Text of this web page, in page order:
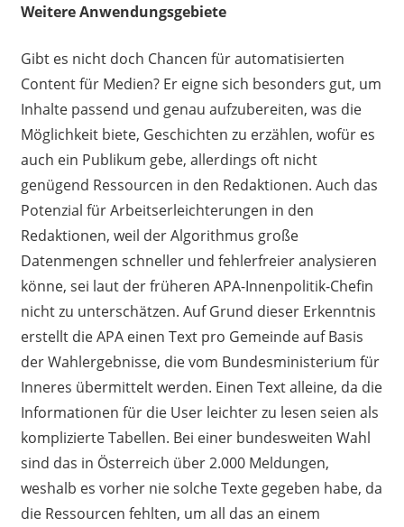
Weitere Anwendungsgebiete
Gibt es nicht doch Chancen für automatisierten
Content für Medien? Er eigne sich besonders gut, um
Inhalte passend und genau aufzubereiten, was die
Möglichkeit biete, Geschichten zu erzählen, wofür es
auch ein Publikum gebe, allerdings oft nicht
genügend Ressourcen in den Redaktionen. Auch das
Potenzial für Arbeitserleichterungen in den
Redaktionen, weil der Algorithmus große
Datenmengen schneller und fehlerfreier analysieren
könne, sei laut der früheren APA-Innenpolitik-Chefin
nicht zu unterschätzen. Auf Grund dieser Erkenntnis
erstellt die APA einen Text pro Gemeinde auf Basis
der Wahlergebnisse, die vom Bundesministerium für
Inneres übermittelt werden. Einen Text alleine, da die
Informationen für die User leichter zu lesen seien als
komplizierte Tabellen. Bei einer bundesweiten Wahl
sind das in Österreich über 2.000 Meldungen,
weshalb es vorher nie solche Texte gegeben habe, da
die Ressourcen fehlten, um all das an einem